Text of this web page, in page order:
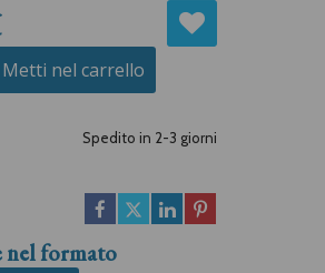
Metti nel carrello
Spedito in 2-3 giorni
nel formato